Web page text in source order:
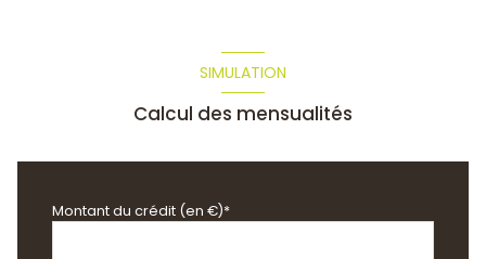
SIMULATION
Calcul des mensualités
Montant du crédit (en €)*